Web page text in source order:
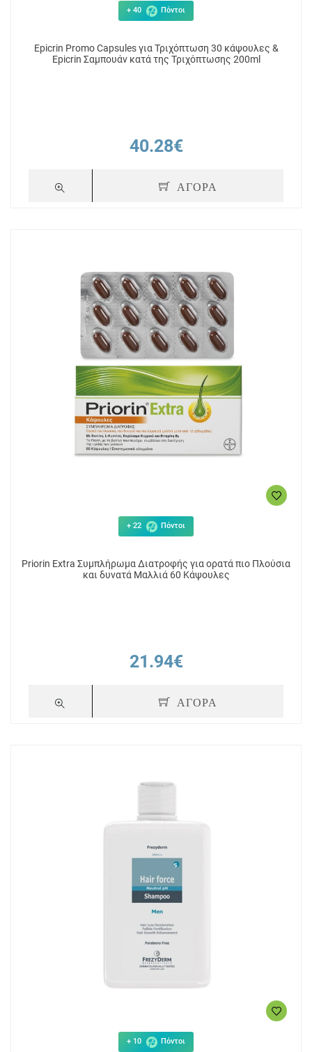
10.27€
ΑΓΟΡΑ
+ 40 Πόντοι
Epicrin Promo Capsules για Τριχόπτωση 30 κάψουλες &
Epicrin Σαμπουάν κατά της Τριχόπτωσης 200ml
40.28€
ΑΓΟΡΑ
+ 22 Πόντοι
Priorin Extra Συμπλήρωμα Διατροφής για ορατά πιο Πλούσια
και δυνατά Μαλλιά 60 Κάψουλες
21.94€
ΑΓΟΡΑ
+ 10 Πόντοι